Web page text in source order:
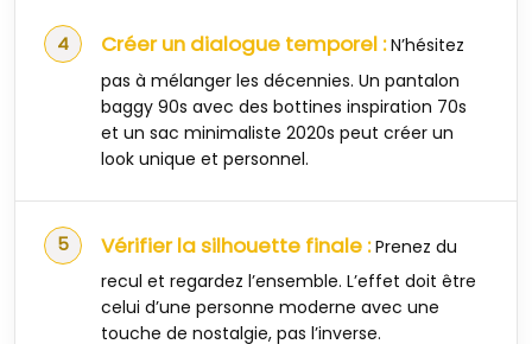
Créer un dialogue temporel :N’hésitez
pas à mélanger les décennies. Un pantalon
baggy 90s avec des bottines inspiration 70s
et un sac minimaliste 2020s peut créer un
look unique et personnel.
Vérifier la silhouette finale :Prenez du
recul et regardez l’ensemble. L’effet doit être
celui d’une personne moderne avec une
touche de nostalgie, pas l’inverse.